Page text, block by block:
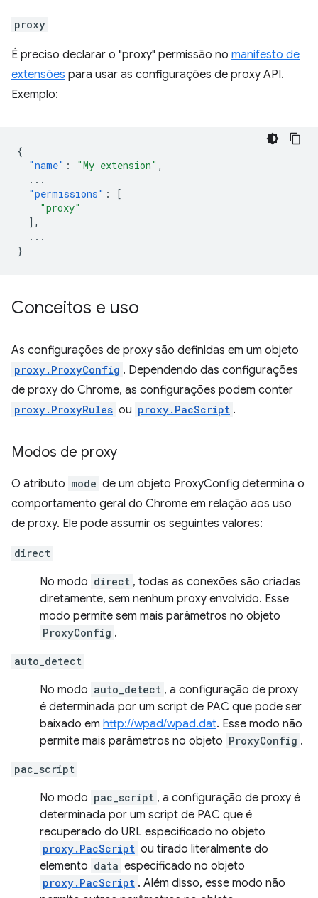
proxy
É preciso declarar o "proxy" permissão no manifesto de
extensões para usar as configurações de proxy API.
Exemplo:
{
"name" : "My extension" ,
...
"permissions" :
[
"proxy"
],
...
}
Conceitos e uso
As configurações de proxy são definidas em um objeto
proxy.ProxyConfig . Dependendo das configurações
de proxy do Chrome, as configurações podem conter
proxy.ProxyRules ou proxy.PacScript .
Modos de proxy
O atributo mode de um objeto ProxyConfig determina o
comportamento geral do Chrome em relação aos uso
de proxy. Ele pode assumir os seguintes valores:
direct
No modo direct , todas as conexões são criadas
diretamente, sem nenhum proxy envolvido. Esse
modo permite sem mais parâmetros no objeto
ProxyConfig .
auto_detect
No modo auto_detect , a configuração de proxy
é determinada por um script de PAC que pode ser
baixado em http://wpad/wpad.dat. Esse modo não
permite mais parâmetros no objeto ProxyConfig .
pac_script
No modo pac_script , a configuração de proxy é
determinada por um script de PAC que é
recuperado do URL especificado no objeto
proxy.PacScript ou tirado literalmente do
elemento data especificado no objeto
proxy.PacScript . Além disso, esse modo não